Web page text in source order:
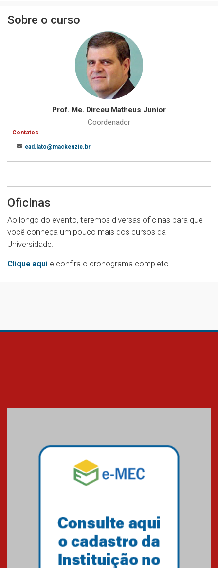
Sobre o curso
Prof. Me. Dirceu Matheus Junior
Coordenador
Contatos
ead.lato@mackenzie.br
Oficinas
Ao longo do evento, teremos diversas oficinas para que
você conheça um pouco mais dos cursos da
Universidade.
Clique aqui e confira o cronograma completo.